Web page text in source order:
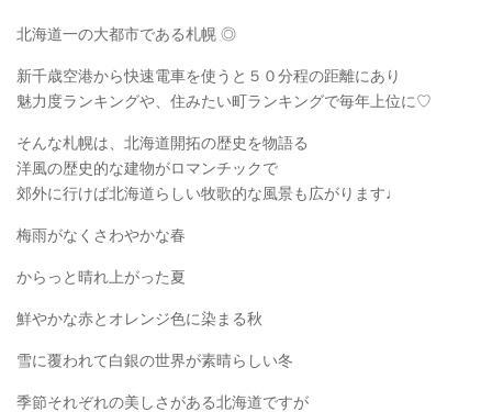
北海道一の大都市である札幌 ◎
新千歳空港から快速電車を使うと５０分程の距離にあり
魅力度ランキングや、住みたい町ランキングで毎年上位に♡
そんな札幌は、北海道開拓の歴史を物語る
洋風の歴史的な建物がロマンチックで
郊外に行けば北海道らしい牧歌的な風景も広がります♩
梅雨がなくさわやかな春
からっと晴れ上がった夏
鮮やかな赤とオレンジ色に染まる秋
雪に覆われて白銀の世界が素晴らしい冬
季節それぞれの美しさがある北海道ですが